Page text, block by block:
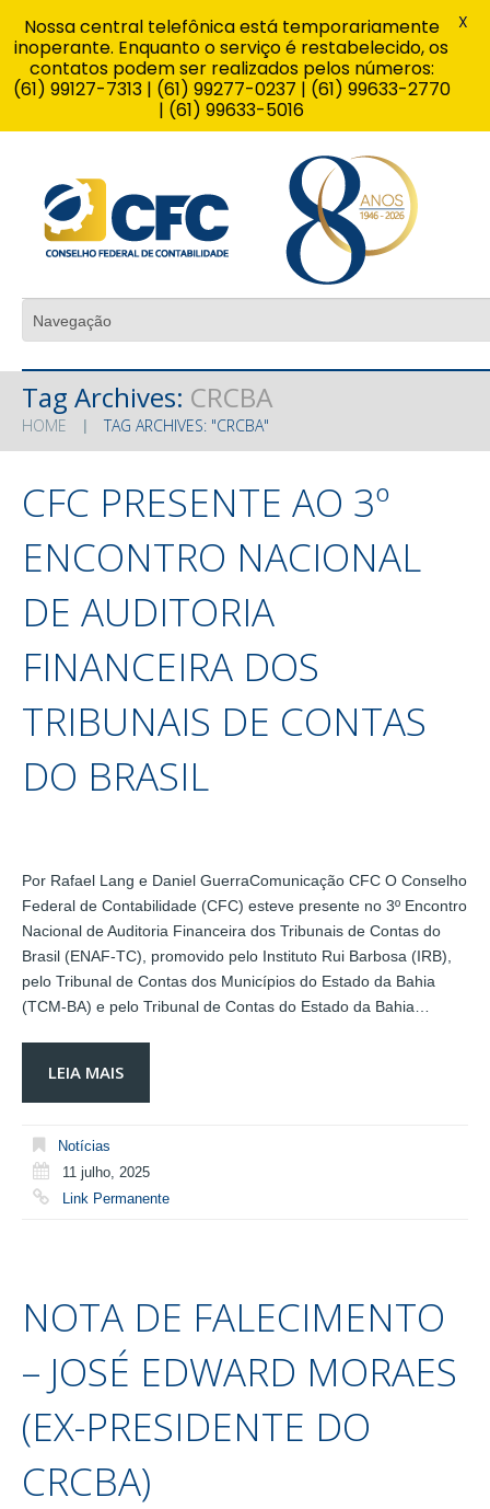
Tag Archives: CRCBA
HOME TAG ARCHIVES: "CRCBA"
CFC PRESENTE AO 3º
ENCONTRO NACIONAL
DE AUDITORIA
FINANCEIRA DOS
TRIBUNAIS DE CONTAS
DO BRASIL
Por Rafael Lang e Daniel GuerraComunicação CFC O Conselho
Federal de Contabilidade (CFC) esteve presente no 3º Encontro
Nacional de Auditoria Financeira dos Tribunais de Contas do
Brasil (ENAF-TC), promovido pelo Instituto Rui Barbosa (IRB),
pelo Tribunal de Contas dos Municípios do Estado da Bahia
(TCM-BA) e pelo Tribunal de Contas do Estado da Bahia…
LEIA MAIS
Notícias
11 julho, 2025
Link Permanente
NOTA DE FALECIMENTO
– JOSÉ EDWARD MORAES
(EX-PRESIDENTE DO
CRCBA)
Nossa central telefônica está temporariamente
inoperante. Enquanto o serviço é restabelecido, os
contatos podem ser realizados pelos números:
(61) 99127-7313 | (61) 99277-0237 | (61) 99633-2770
| (61) 99633-5016
X